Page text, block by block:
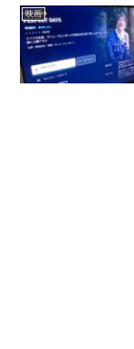
映画